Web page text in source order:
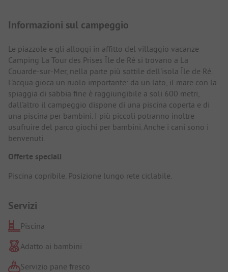
Informazioni sul campeggio
Le piazzole e gli alloggi in affitto del villaggio vacanze
Camping La Tour des Prises Île de Ré si trovano a La
Couarde-sur-Mer, nella parte più sottile dell'isola Île de Ré.
L'acqua gioca un ruolo importante: da un lato, il mare con la
spiaggia di sabbia fine è raggiungibile a soli 600 metri,
dall'altro il campeggio dispone di una piscina coperta e di
una piscina per bambini. I più piccoli potranno inoltre
usufruire del parco giochi per bambini. Anche i cani sono i
benvenuti.
Offerte speciali
Piscina copribile. Posizione lungo rete ciclabile.
Servizi
Piscina
Adatto ai bambini
Servizio pane fresco